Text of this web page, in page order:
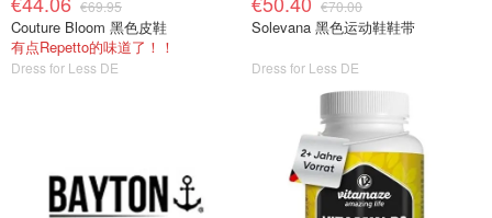
€69.95
Couture Bloom 黑色皮鞋
有点Repetto的味道了！！
Dress for Less DE
€70.00
Solevana 黑色运动鞋鞋带
Dress for Less DE